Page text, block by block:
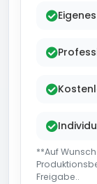
**Auf
Freigabe..